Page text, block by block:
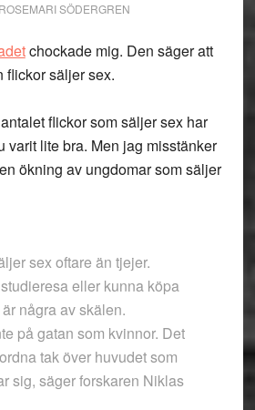
ROSEMARI SÖDERGREN
chockade mig. Den säger att
flickor säljer sex.
flickor som säljer sex har
varit lite bra. Men jag misstänker
ökning av ungdomar som säljer
sex oftare än tjejer.
eller kunna köpa
några av skälen.
på gatan som kvinnor. Det
tak över huvudet som
sig, säger forskaren Niklas